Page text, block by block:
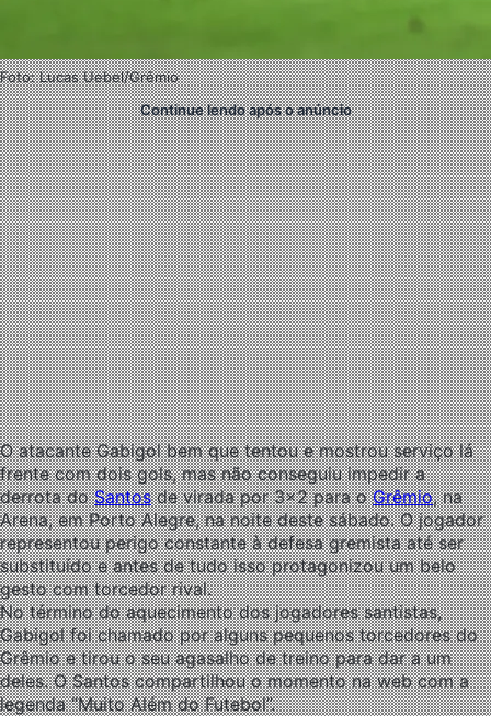
Foto: Lucas Uebel/Grêmio
Continue lendo após o anúncio
O atacante Gabigol bem que tentou e mostrou serviço lá
frente com dois gols, mas não conseguiu impedir a
derrota doSantosde virada por 3×2 para oGrêmio, na
Arena, em Porto Alegre, na noite deste sábado. O jogador
representou perigo constante à defesa gremista até ser
substituído e antes de tudo isso protagonizou um belo
gesto com torcedor rival.
No término do aquecimento dos jogadores santistas,
Gabigol foi chamado por alguns pequenos torcedores do
Grêmio e tirou o seu agasalho de treino para dar a um
deles. O Santos compartilhou o momento na web com a
legenda “Muito Além do Futebol”.